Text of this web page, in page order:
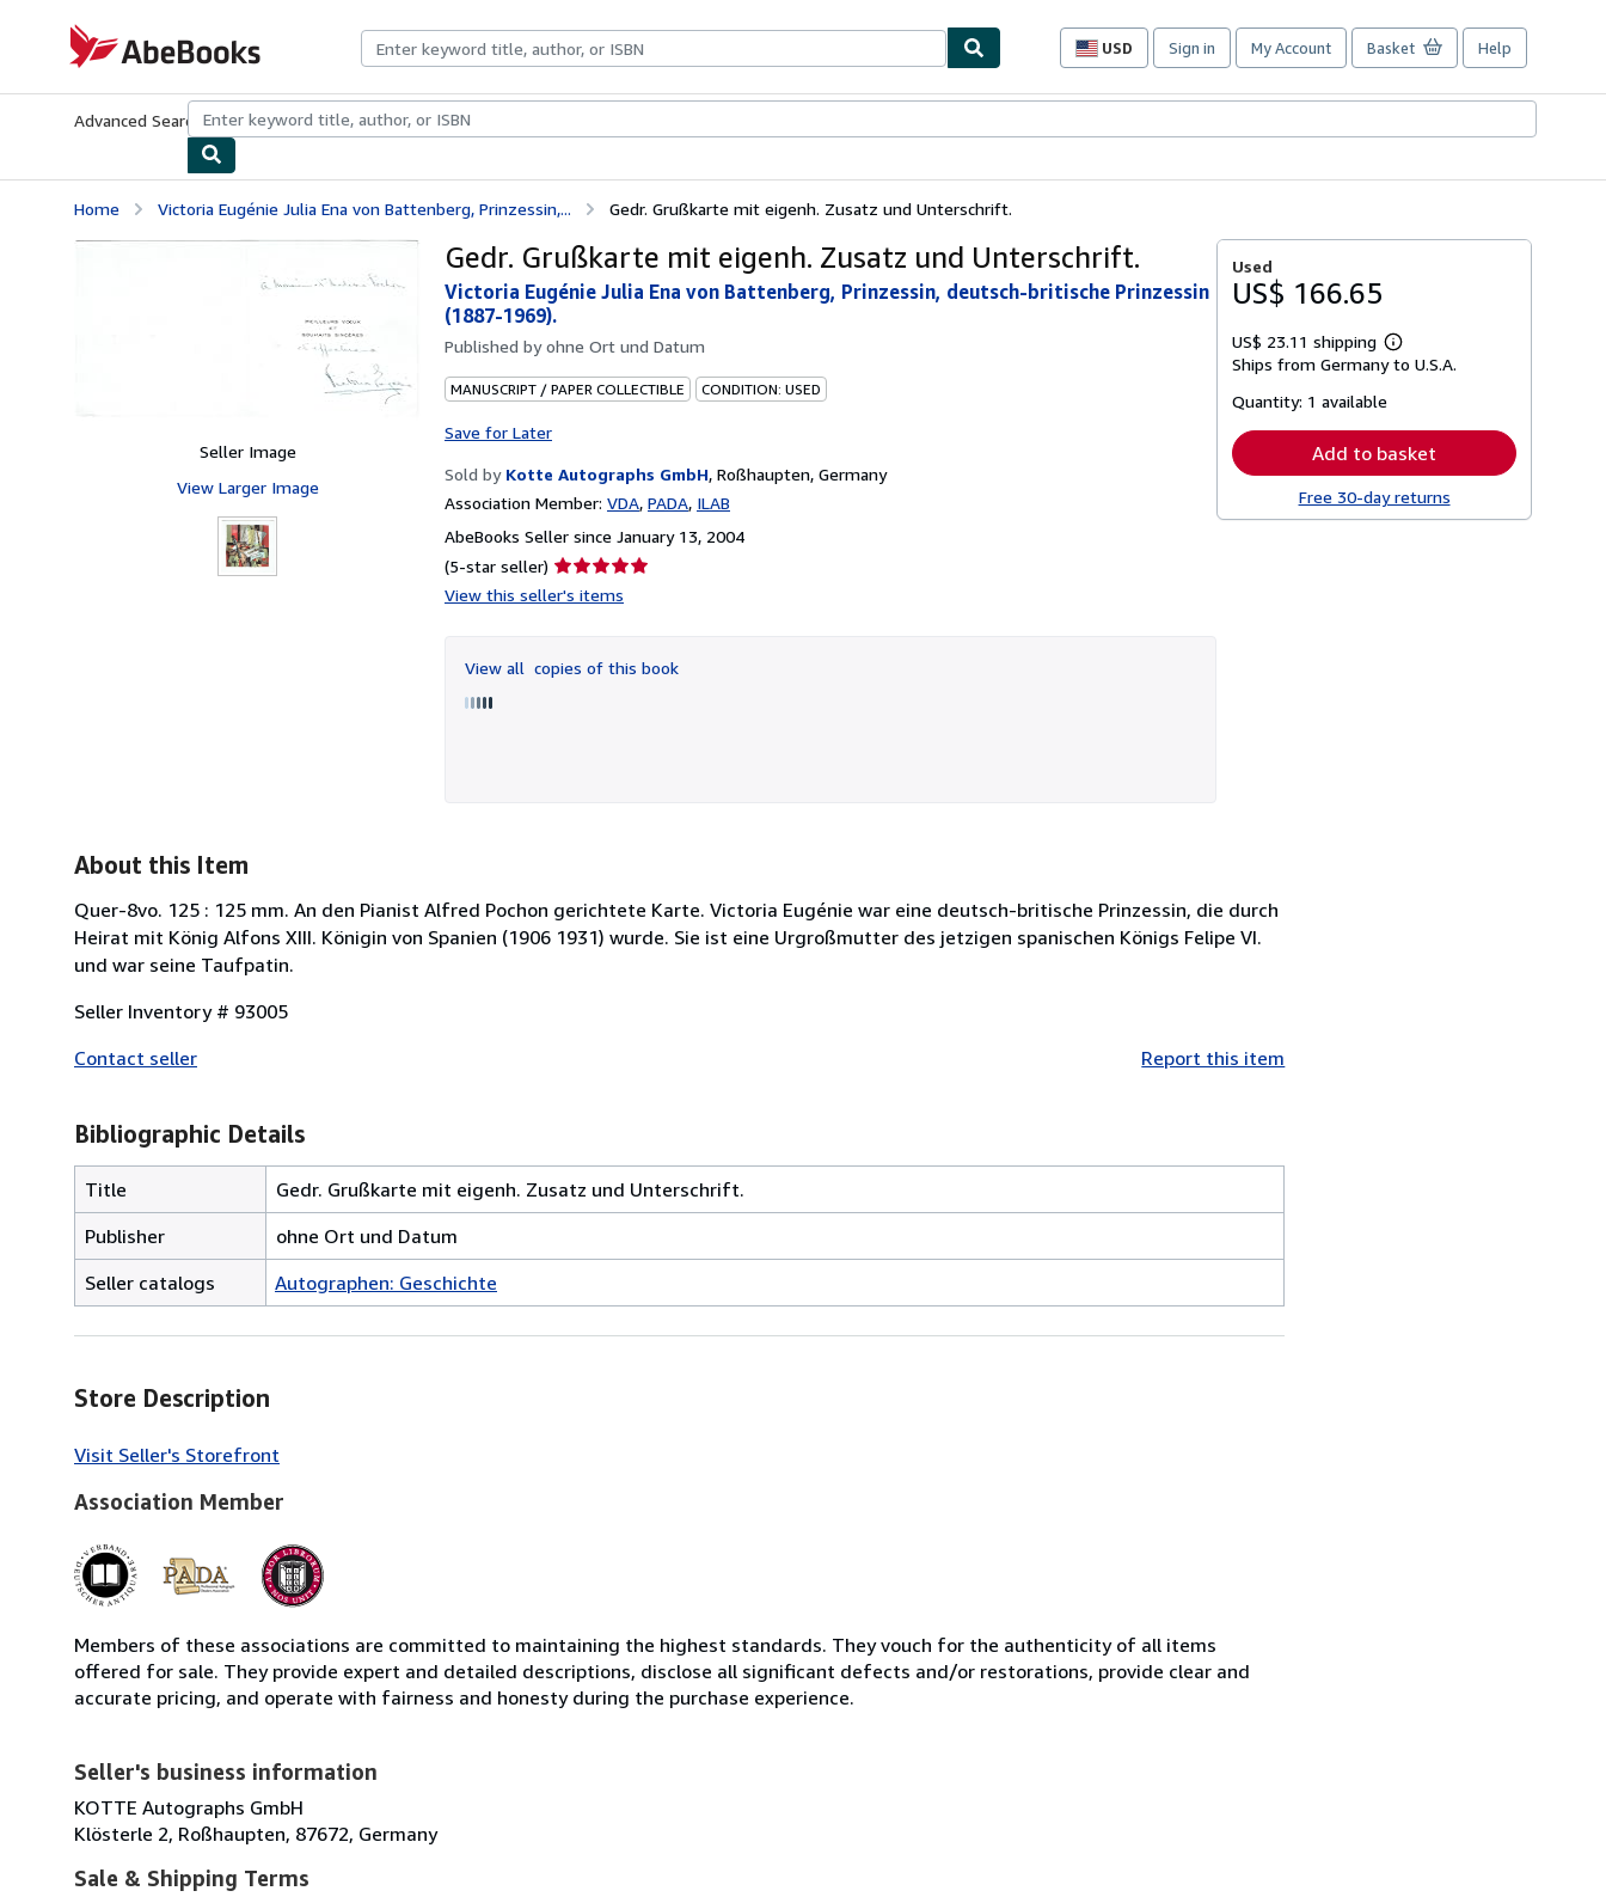
AbeBooks.com
USD
Site
preferences
Sign in My Account Basket Help
Advanced Search Browse CollectionsRare BooksArt & Collectibles
Home Victoria Eugénie Julia Ena von Battenberg, Prinzessin,... Gedr. Grußkarte mit eigenh. Zusatz und Unterschrift.
Seller Image
View Larger Image
Gedr. Grußkarte mit eigenh. Zusatz und Unterschrift.
Victoria Eugénie Julia Ena von Battenberg, Prinzessin, deutsch-britische Prinzessin
(1887-1969).
Published byohne Ort und Datum
MANUSCRIPT / PAPER COLLECTIBLE CONDITION: USED
Save for Later
Sold by Kotte Autographs GmbH, Roßhaupten, Germany
Association Member: VDA PADA ILAB
AbeBooks Seller since January 13, 2004
(5-star seller) Seller
rating
of
5
View this seller's items
View all copies of this book
Used
US$ 166.65
US$ 23.11 shipping
Learn
more
Ships from Germany to U.S.A.
Quantity: 1 available
Add to basket
Free 30-day returns
About this Item
Quer-8vo. 125 : 125 mm. An den Pianist Alfred Pochon gerichtete Karte. Victoria Eugénie war eine deutsch-britische Prinzessin, die durch
Heirat mit König Alfons XIII. Königin von Spanien (1906 1931) wurde. Sie ist eine Urgroßmutter des jetzigen spanischen Königs Felipe VI.
und war seine Taufpatin.
Seller Inventory # 93005
Contact seller
Report this item
Bibliographic Details
Title
Gedr. Grußkarte mit eigenh. Zusatz und Unterschrift.
Publisher
ohne Ort und Datum
Seller catalogs
Autographen: Geschichte
Store Description
Visit Seller's Storefront
Association Member
Members of these associations are committed to maintaining the highest standards. They vouch for the authenticity of all items
offered for sale. They provide expert and detailed descriptions, disclose all significant defects and/or restorations, provide clear and
accurate pricing, and operate with fairness and honesty during the purchase experience.
Seller's business information
KOTTE Autographs GmbH
Klösterle 2, Roßhaupten, 87672, Germany
Sale & Shipping Terms